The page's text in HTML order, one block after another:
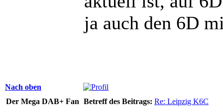
ja auch den 6D
Nach oben
Der Mega DAB+ Fan Betreff des Beitrags: Re: Leipzig K6C